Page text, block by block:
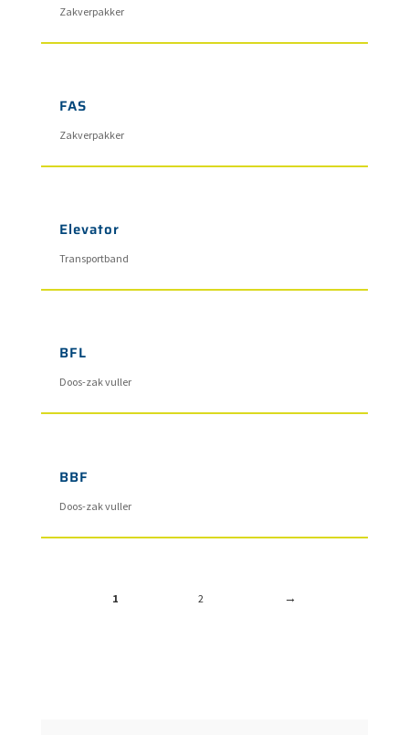
Zakverpakker
FAS
Zakverpakker
Elevator
Transportband
BFL
Doos-zak vuller
BBF
Doos-zak vuller
1 2